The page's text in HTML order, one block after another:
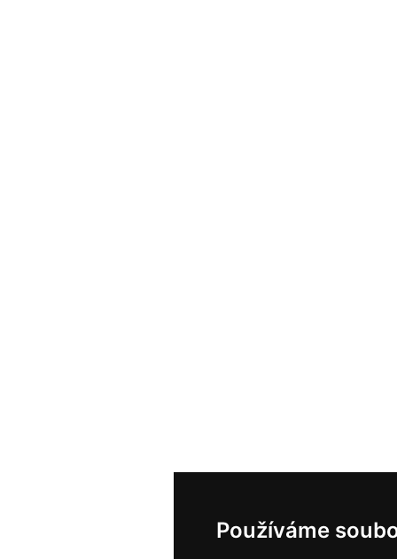
Používáme